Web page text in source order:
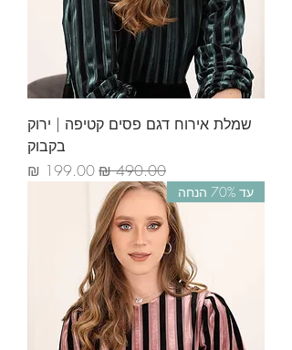
שמלת אירוח דגם פסים קטיפה | ירוק
בקבוק
מחיר רגיל מחיר מבצע
עד 70% הנחה